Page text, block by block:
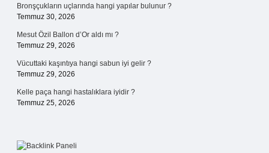
Bronşçukların uçlarında hangi yapılar bulunur ?
Temmuz 30, 2026
Mesut Özil Ballon d’Or aldı mı ?
Temmuz 29, 2026
Vücuttaki kaşıntıya hangi sabun iyi gelir ?
Temmuz 29, 2026
Kelle paça hangi hastalıklara iyidir ?
Temmuz 25, 2026